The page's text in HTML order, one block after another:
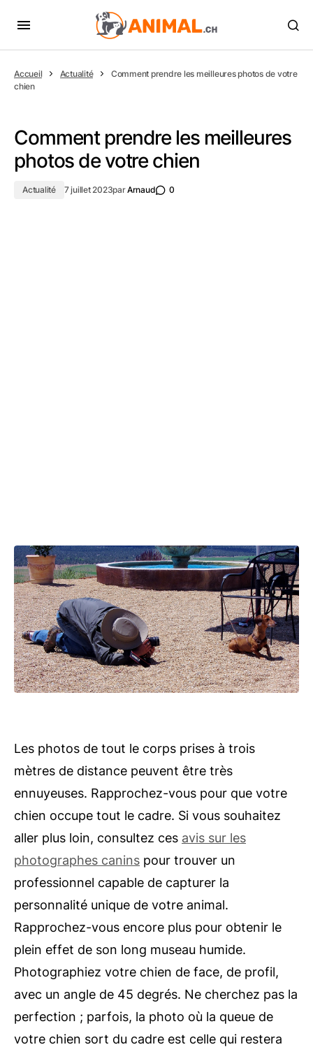
Accueil Actualité
Comment prendre les meilleures photos de votre
chien
Comment prendre les meilleures
photos de votre chien
Actualité 7 juillet 2023parArnaud 0
Les photos de tout le corps prises à trois
mètres de distance peuvent être très
ennuyeuses. Rapprochez-vous pour que votre
chien occupe tout le cadre. Si vous souhaitez
aller plus loin, consultez ces avis sur les
photographes canins pour trouver un
professionnel capable de capturer la
personnalité unique de votre animal.
Rapprochez-vous encore plus pour obtenir le
plein effet de son long museau humide.
Photographiez votre chien de face, de profil,
avec un angle de 45 degrés. Ne cherchez pas la
perfection ; parfois, la photo où la queue de
votre chien sort du cadre est celle qui restera